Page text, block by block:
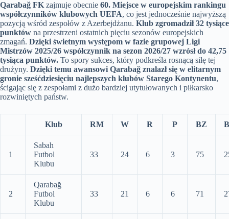
Qarabağ FK zajmuje obecnie 60. Miejsce w europejskim rankingu
współczynników klubowych UEFA, co jest jednocześnie najwyższą
pozycją wśród zespołów z Azerbejdżanu. Klub zgromadził 32 tysiące
punktów na przestrzeni ostatnich pięciu sezonów europejskich
zmagań. Dzięki świetnym występom w fazie grupowej Ligi
Mistrzów 2025/26 współczynnik na sezon 2026/27 wzrósł do 42,75
tysiąca punktów. To spory sukces, który podkreśla rosnącą siłę tej
drużyny. Dzięki temu awansowi Qarabağ znalazł się w elitarnym
gronie sześćdziesięciu najlepszych klubów Starego Kontynentu,
ścigając się z zespołami z dużo bardziej utytułowanych i piłkarsko
rozwiniętych państw.
Klub RM W R P BZ
1
Sabah
Futbol
Klubu
33 24 6 3 75
2
Qarabağ
Futbol
Klubu
33 21 6 6 71